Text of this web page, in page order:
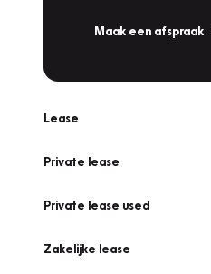
Maak een afspraak
Lease
Private lease
Private lease used
Zakelijke lease